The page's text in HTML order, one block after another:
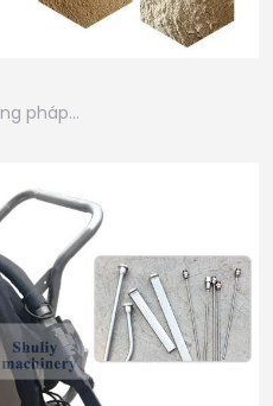
pháp…